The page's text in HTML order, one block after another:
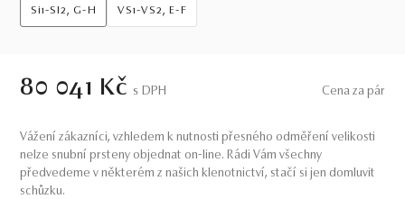
Si1-SI2, G-H VS1-VS2, E-F
80 041 Kč S DPH Cena za pár
Vážení zákazníci, vzhledem k nutnosti přesného odměření velikosti
nelze snubní prsteny objednat on-line. Rádi Vám všechny
předvedeme v některém z našich klenotnictví, stačí si jen domluvit
schůzku.